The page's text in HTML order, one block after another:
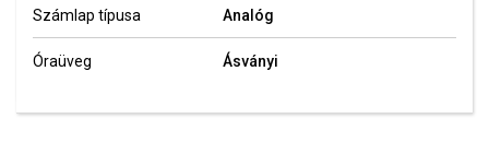
Számlap típusa Analóg
Óraüveg Ásványi